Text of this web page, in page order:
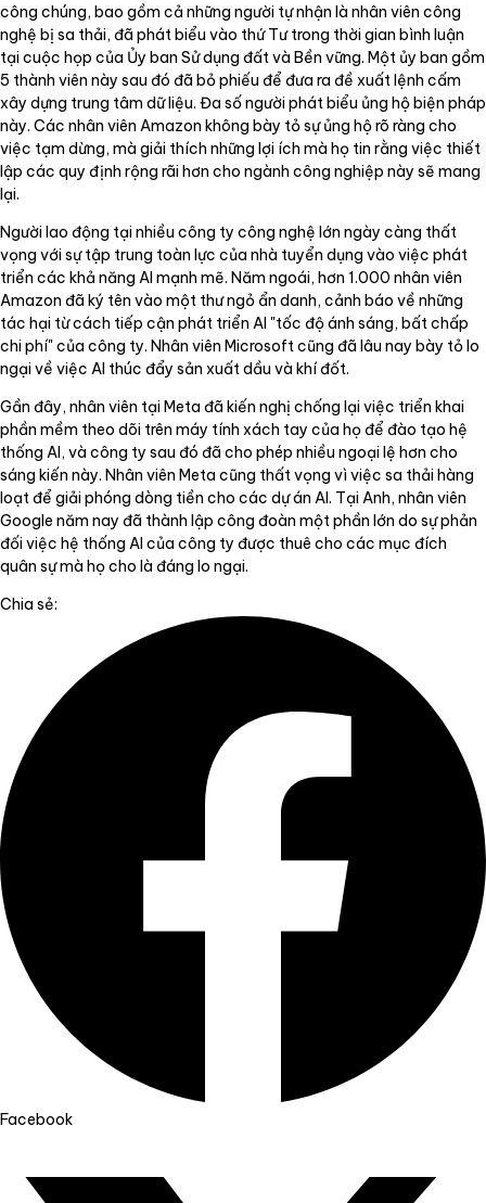
công chúng, bao gồm cả những người tự nhận là nhân viên công
nghệ bị sa thải, đã phát biểu vào thứ Tư trong thời gian bình luận
tại cuộc họp của Ủy ban Sử dụng đất và Bền vững. Một ủy ban gồm
5 thành viên này sau đó đã bỏ phiếu để đưa ra đề xuất lệnh cấm
xây dựng trung tâm dữ liệu. Đa số người phát biểu ủng hộ biện pháp
này. Các nhân viên Amazon không bày tỏ sự ủng hộ rõ ràng cho
việc tạm dừng, mà giải thích những lợi ích mà họ tin rằng việc thiết
lập các quy định rộng rãi hơn cho ngành công nghiệp này sẽ mang
lại.
Người lao động tại nhiều công ty công nghệ lớn ngày càng thất
vọng với sự tập trung toàn lực của nhà tuyển dụng vào việc phát
triển các khả năng AI mạnh mẽ. Năm ngoái, hơn 1.000 nhân viên
Amazon đã ký tên vào một thư ngỏ ẩn danh, cảnh báo về những
tác hại từ cách tiếp cận phát triển AI "tốc độ ánh sáng, bất chấp
chi phí" của công ty. Nhân viên Microsoft cũng đã lâu nay bày tỏ lo
ngại về việc AI thúc đẩy sản xuất dầu và khí đốt.
Gần đây, nhân viên tại Meta đã kiến nghị chống lại việc triển khai
phần mềm theo dõi trên máy tính xách tay của họ để đào tạo hệ
thống AI, và công ty sau đó đã cho phép nhiều ngoại lệ hơn cho
sáng kiến này. Nhân viên Meta cũng thất vọng vì việc sa thải hàng
loạt để giải phóng dòng tiền cho các dự án AI. Tại Anh, nhân viên
Google năm nay đã thành lập công đoàn một phần lớn do sự phản
đối việc hệ thống AI của công ty được thuê cho các mục đích
quân sự mà họ cho là đáng lo ngại.
Chia sẻ:
Facebook